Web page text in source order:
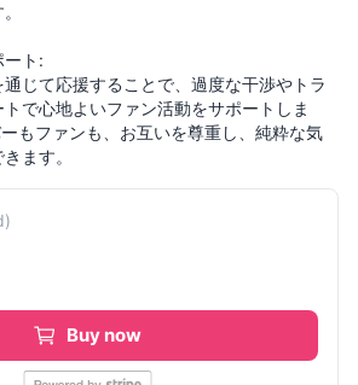
ート:
通じて応援することで、過度な干渉やトラ
で心地よいファン活動をサポートしま
もファンも、お互いを尊重し、純粋な気
ます。
)
Buy now